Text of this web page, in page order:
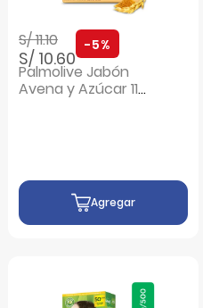
Precio rebajado de
S/ 11.10a
S/ 10.60
-5%
Palmolive Jabón
Avena y Azúcar 110
Agregar